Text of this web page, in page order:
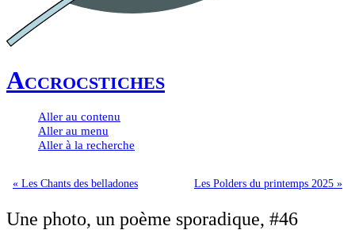
Accrocstiches
Aller au contenu
Aller au menu
Aller à la recherche
« Les Chants des belladones Les Polders du printemps 2025 »
Une photo, un poème sporadique, #46